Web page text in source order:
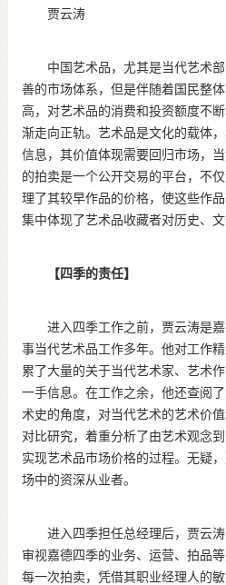
贾云涛
中国艺术品，尤其是当代艺术部
善的市场体系，但是伴随着国民整
高，对艺术品的消费和投资额度不
渐走向正轨。艺术品是文化的载体
信息，其价值体现需要回归市场，
的拍卖是一个公开交易的平台，不
理了其较早作品的价格，使这些作
集中体现了艺术品收藏者对历史、文
【四季的责任】
进入四季工作之前，贾云涛是嘉
事当代艺术品工作多年。他对工作
累了大量的关于当代艺术家、艺术
一手信息。在工作之余，他还查阅
术史的角度，对当代艺术的艺术价
对比研究，着重分析了由艺术观念
实现艺术品市场价格的过程。无疑
场中的资深从业者。
进入四季担任总经理后，贾云涛
审视嘉德四季的业务、运营、拍品
每一次拍卖，凭借其职业经理人的